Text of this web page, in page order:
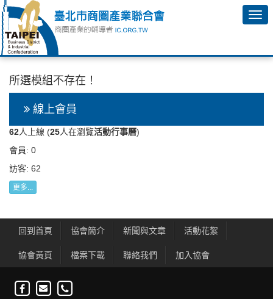
所選模組不存在！
線上會員
62人上線 (25人在瀏覽活動行事曆)
會員: 0
訪客: 62
更多...
回到首頁 協會簡介 新聞與文章 活動花絮
協會黃頁 檔案下載 聯絡我們 加入協會